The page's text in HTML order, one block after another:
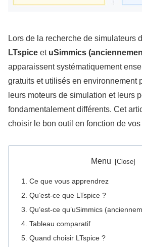
Lors de la recherche de simulateurs
LTspice et uSimmics
apparaissent systématiquement
gratuits et utilisés en environnement
leurs moteurs de simulation et leurs
fondamentalement différents. Cet
choisir le bon outil en fonction de
Menu
Ce que vous apprendrez
Qu’est-ce que LTspice ?
Qu’est-ce qu’uSimmics
Tableau comparatif
Quand choisir LTspice ?